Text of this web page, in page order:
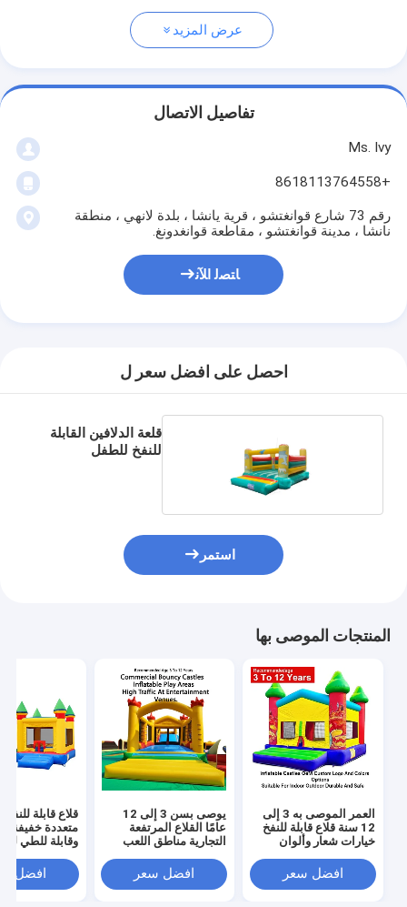
عرض المزيد
تفاصيل الاتصال
Ms. Ivy
+8618113764558
رقم 73 شارع قوانغتشو ، قرية يانشا ، بلدة لانهي ، منطقة
نانشا ، مدينة قوانغتشو ، مقاطعة قوانغدونغ.
ﺎﺘﺼﻟ ﺍﻶﻧ
احصل على افضل سعر ل
قلعة الدلافين القابلة
للنفخ للطفل
استمر
المنتجات الموصى بها
العمر الموصى به 3 إلى
12 سنة قلاع قابلة للنفخ
خيارات شعار وألوان
المصنعة الأصلية مناسبة
للاستخدام الداخلي
افضل سعر
يوصى بسن 3 إلى 12
عامًا القلاع المرتفعة
التجارية مناطق اللعب
لحركة المرور الكبيرة في
أماكن الترفيه
افضل سعر
قلاع قابلة للنفخ
متعددة خفيفة
وقابلة للطي
للمناسبات
افضل